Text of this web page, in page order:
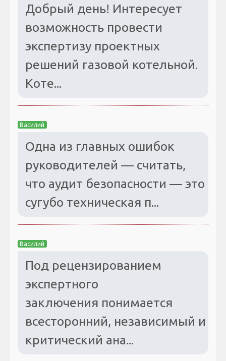
Добрый день! Интересует
возможность провести
экспертизу проектных
решений газовой котельной.
Коте...
Василий
Одна из главных ошибок
руководителей — считать,
что аудит безопасности — это
сугубо техническая п...
Василий
Под рецензированием
экспертного
заключения понимается
всесторонний, независимый и
критический ана...